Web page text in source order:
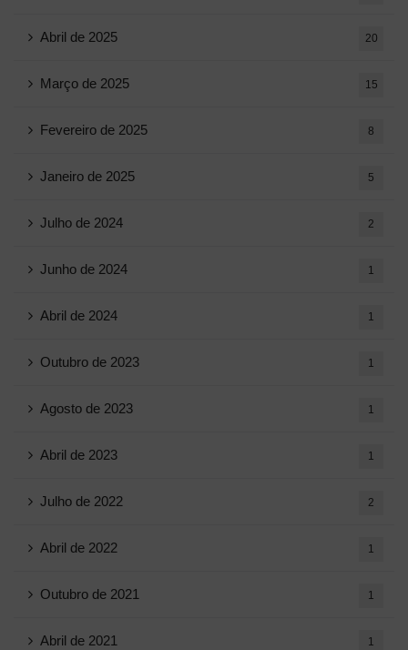
Abril de 2025 20
Março de 2025 15
Fevereiro de 2025 8
Janeiro de 2025 5
Julho de 2024 2
Junho de 2024 1
Abril de 2024 1
Outubro de 2023 1
Agosto de 2023 1
Abril de 2023 1
Julho de 2022 2
Abril de 2022 1
Outubro de 2021 1
Abril de 2021 1